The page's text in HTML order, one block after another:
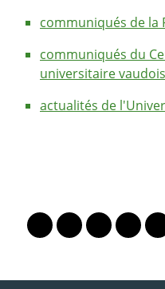
communiqués de la
communiqués du
universitaire
actualités de
Lien vers le profil
Lien vers le
Lien vers
Lien